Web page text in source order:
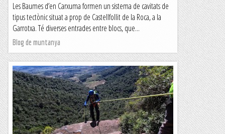
Les Baumes d’en Carxuma formen un sistema de cavitats de
tipus tectònic situat a prop de Castellfollit de la Roca, a la
Garrotxa. Té diverses entrades entre blocs, que...
Blog de muntanya